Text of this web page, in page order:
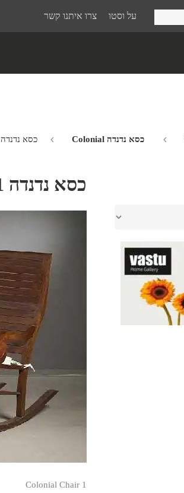
על וסטו צרו איתנו קשר
כסא נדנדה Colonial כסא נדנדה Colonial 1
כסא נדנדה Colonial 1
Colonial Chair 1